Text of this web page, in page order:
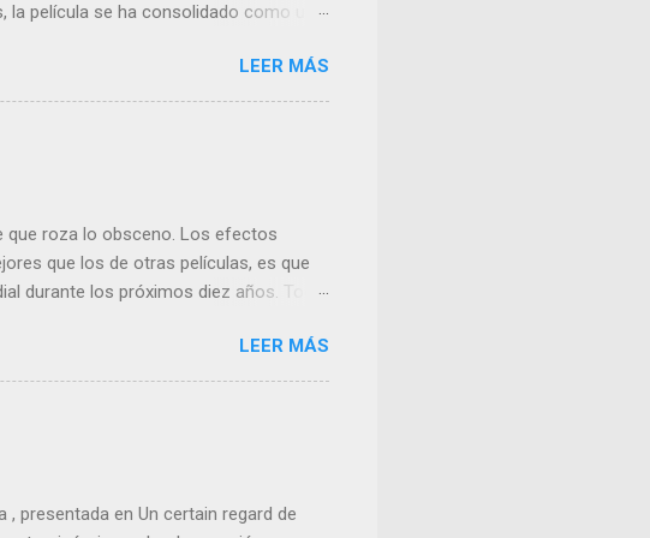
la película se ha consolidado como una
LEER MÁS
que roza lo obsceno. Los efectos
que los de otras películas, es que
durante los próximos diez años. Todo
LEER MÁS
presentada en Un certain regard de